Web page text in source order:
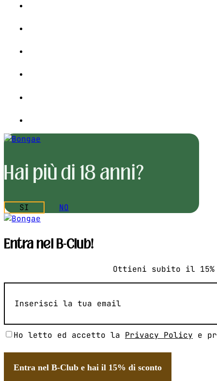
Hai più di 18 anni?
SI NO
Entra nel B-Club!
Ottieni subito il 15%
SenzaHo letto ed accetto la Privacy Policy e